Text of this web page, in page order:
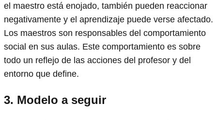
el maestro está enojado, también pueden reaccionar
negativamente y el aprendizaje puede verse afectado.
Los maestros son responsables del comportamiento
social en sus aulas. Este comportamiento es sobre
todo un reflejo de las acciones del profesor y del
entorno que define.
3. Modelo a seguir